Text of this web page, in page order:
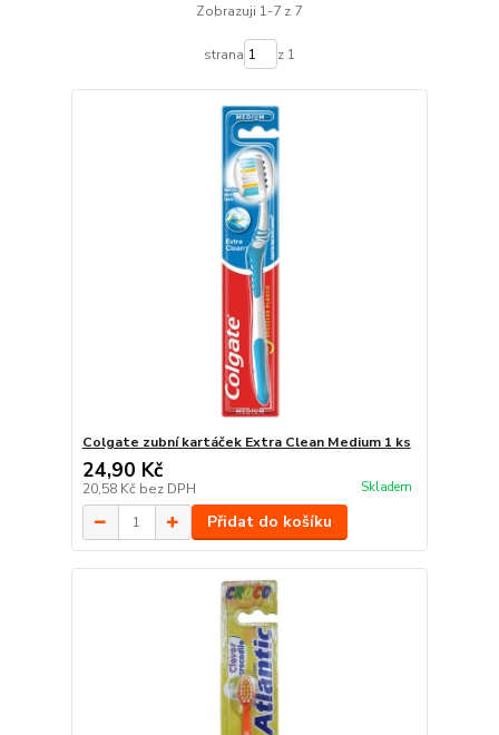
Zobrazuji 1-7 z 7
strana z 1
Colgate zubní kartáček Extra Clean Medium 1 ks
24,90 Kč
20,58 Kč bez DPH Skladem
Přidat do košíku